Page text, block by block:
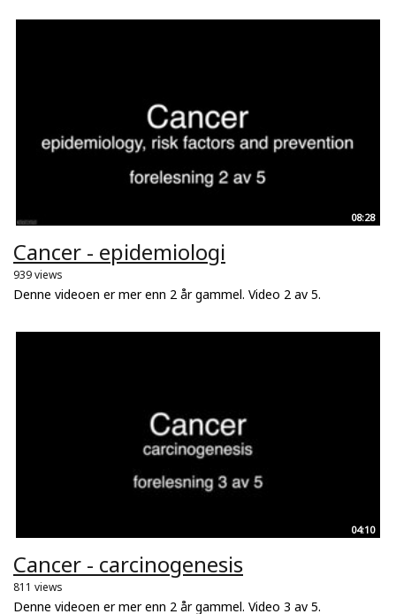
08:28
Cancer - epidemiologi
939 views
Denne videoen er mer enn 2 år gammel. Video 2 av 5.
04:10
Cancer - carcinogenesis
811 views
Denne videoen er mer enn 2 år gammel. Video 3 av 5.